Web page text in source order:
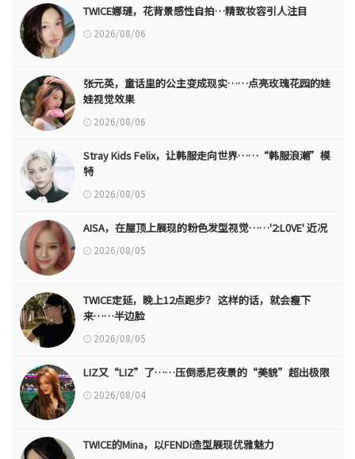
TWICE娜璉，花背景感性自拍…精致妆容引人注目
2026/08/06
张元英，童话里的公主变成现实……点亮玫瑰花园的娃
娃视觉效果
2026/08/06
Stray Kids Felix，让韩服走向世界……“韩服浪潮”模
特
2026/08/05
AISA，在屋顶上展现的粉色发型视觉……'2:L0VE' 近况
2026/08/05
TWICE定延，晚上12点跑步？ 这样的话，就会瘦下
来……半边脸
2026/08/05
LIZ又“LIZ”了……压倒悉尼夜景的“美貌”超出极限
2026/08/04
TWICE的Mina，以FENDI造型展现优雅魅力